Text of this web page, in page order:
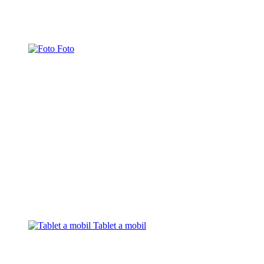
Foto
Tablet a mobil